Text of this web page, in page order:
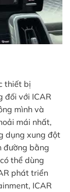
thiết bị
đối với ICAR
mình và
mái nhất,
dụng xung đột
đường bằng
thể dùng
phát triển
ICAR